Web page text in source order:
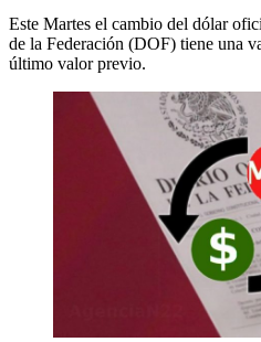
Este Martes el cambio del dólar
de la Federación (DOF) tiene una
último valor previo.